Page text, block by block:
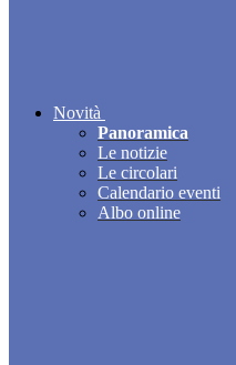
Novità
Panoramica
Le notizie
Le circolari
Calendario eventi
Albo online